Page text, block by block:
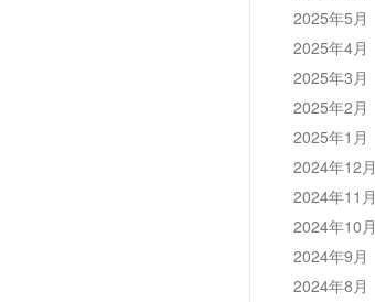
2025年5月
2025年4月
2025年3月
2025年2月
2025年1月
2024年12月
2024年11月
2024年10月
2024年9月
2024年8月